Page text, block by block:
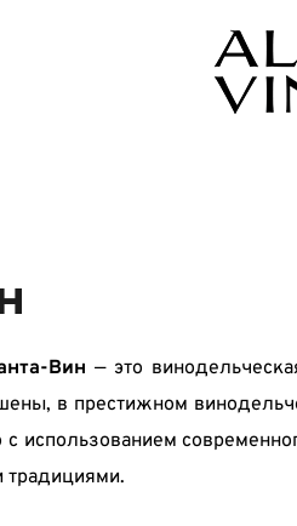
Вин — это
в престижном
с использованием